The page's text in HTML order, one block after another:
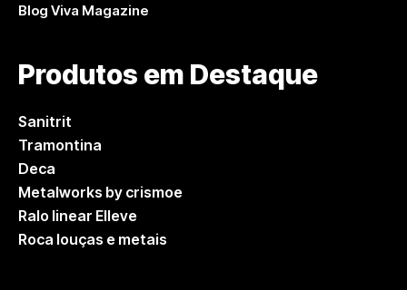
Blog Viva Magazine
Produtos em Destaque
Sanitrit
Tramontina
Deca
Metalworks by crismoe
Ralo linear Elleve
Roca louças e metais